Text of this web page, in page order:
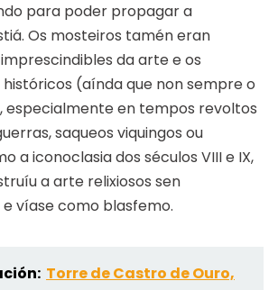
para poder propagar a
Os mosteiros tamén eran
da arte e os
(aínda que non sempre o
especialmente en tempos revoltos
saqueos viquingos ou
a iconoclasia dos séculos VIII e IX,
a arte relixiosos sen
víase como blasfemo.
Torre de Castro de Ouro,